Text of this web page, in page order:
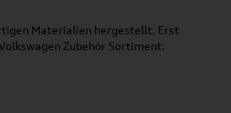
Materialien hergestellt. Erst
Zubehör Sortiment.